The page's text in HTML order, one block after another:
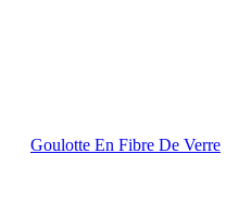
Goulotte En Fibre De Verre